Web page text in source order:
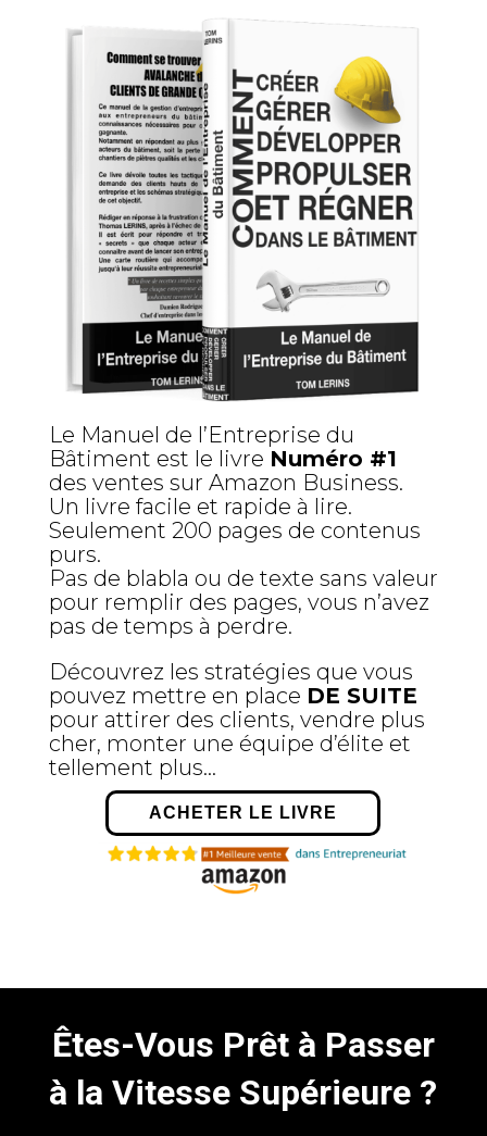
Le Manuel de l’Entreprise du
Bâtiment est le livre Numéro #1
des ventes sur Amazon Business.
Un livre facile et rapide à lire.
Seulement 200 pages de contenus
purs.
Pas de blabla ou de texte sans valeur
pour remplir des pages, vous n’avez
pas de temps à perdre.
Découvrez les stratégies que vous
pouvez mettre en place DE SUITE
pour attirer des clients, vendre plus
cher, monter une équipe d’élite et
tellement plus…
ACHETER LE LIVRE
Êtes-Vous Prêt à Passer
à la Vitesse Supérieure ?